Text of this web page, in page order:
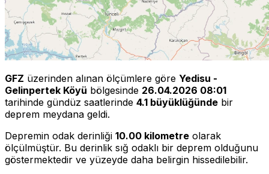
GFZ üzerinden alınan ölçümlere göre Yedisu -
Gelinpertek Köyü bölgesinde 26.04.2026 08:01
tarihinde gündüz saatlerinde 4.1 büyüklüğünde bir
deprem meydana geldi.
Depremin odak derinliği 10.00 kilometre olarak
ölçülmüştür. Bu derinlik sığ odaklı bir deprem olduğunu
göstermektedir ve yüzeyde daha belirgin hissedilebilir.